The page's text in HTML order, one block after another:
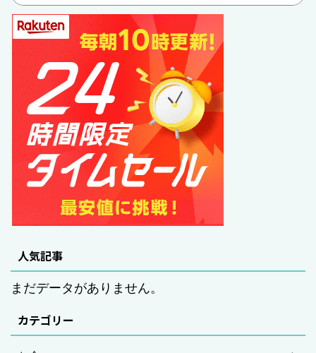
人気記事
まだデータがありません。
カテゴリー